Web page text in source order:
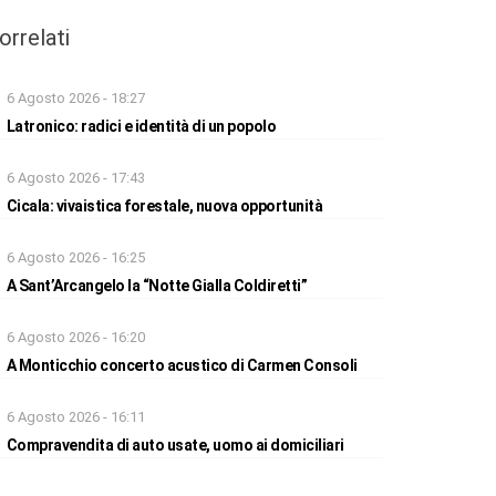
6 Agosto 2026 - 18:27
Latronico: radici e identità di un popolo
6 Agosto 2026 - 17:43
Cicala: vivaistica forestale, nuova opportunità
6 Agosto 2026 - 16:25
A Sant’Arcangelo la “Notte Gialla Coldiretti”
6 Agosto 2026 - 16:20
A Monticchio concerto acustico di Carmen Consoli
6 Agosto 2026 - 16:11
Compravendita di auto usate, uomo ai domiciliari